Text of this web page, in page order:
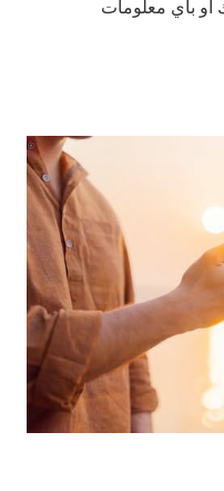
أو بأي معلومات